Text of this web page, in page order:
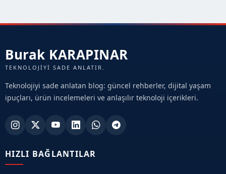
Burak KARAPINAR
TEKNOLOJIYI SADE ANLATIR.
Teknolojiyi sade anlatan blog: güncel rehberler, dijital yaşam
ipuçları, ürün incelemeleri ve anlaşılır teknoloji içerikleri.
HIZLI BAĞLANTILAR